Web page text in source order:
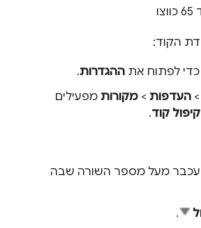
הקוד:
כדי לפתוח את ההגדרות.
> העדפות > מקורות מפעילים
קיפול קוד.
מעל מספר השורה שבה
.